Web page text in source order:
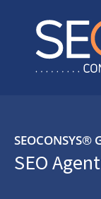
SEOCONSYS®
SEO